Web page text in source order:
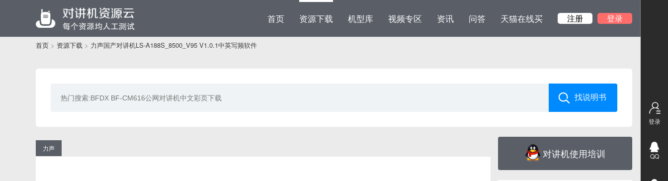
首页 资源下载 机型库 视频专区 资讯 问答 天猫在线买 注册 登录
首页 > 资源下载 > 力声国产对讲机LS-A188S_8500_V95 V1.0.1中英写频软件
力声 对讲机使用培训
登录
QQ